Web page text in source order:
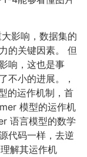
影响，数据集的
的关键因素。 但
响，这也是事
不小的进展。，
的运作机制，首
模型的运作机
语言模型的数学
代码一样，去逆
解其运作机